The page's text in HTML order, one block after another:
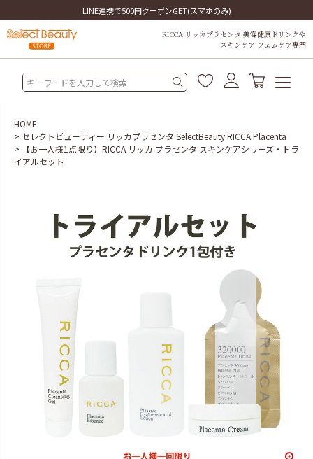
LINE連携で500円クーポンGET(スマホのみ)
RICCA リッカプラセンタ 美容健康ドリンクや
スキンケア フェムケア専門
HOME
セレクトビューティー リッカプラセンタ SelectBeauty RICCA Placenta
【お一人様1点限り】RICCA リッカ プラセンタ スキンケアシリーズ・トラ
イアルセット